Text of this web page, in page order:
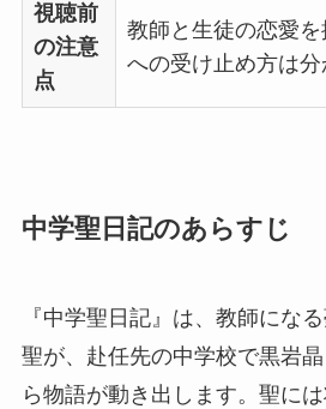
視聴前
の注意
点
教師と生徒の恋愛
への受け止め方は
中学聖日記のあらすじ
『中学聖日記』は、教師にな
聖が、赴任先の中学校で黒岩
ら物語が動き出します。聖に